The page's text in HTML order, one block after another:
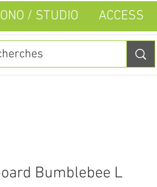
/ STUDIO ACCESS
Bumblebee L